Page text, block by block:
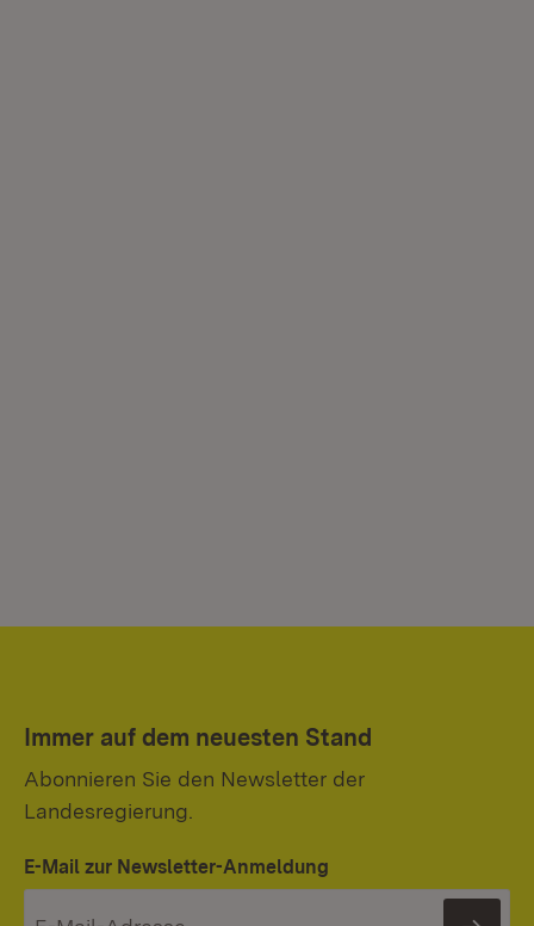
Immer auf dem neuesten Stand
Abonnieren Sie den Newsletter der
Landesregierung.
E-Mail zur Newsletter-Anmeldung